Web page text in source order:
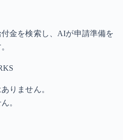
金を検索し、AIが申請準備を
りません。
。